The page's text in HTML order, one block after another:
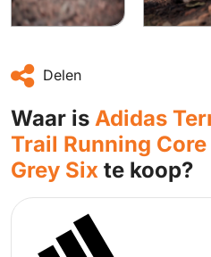
Delen
Waar is Adidas
Trail Running
Grey Six te koop?